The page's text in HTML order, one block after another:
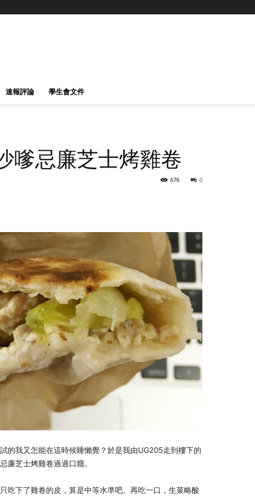
速報評論 學生會文件
嗲忌廉芝士烤雞卷
0
676
的我又怎能在這時候睡懶覺？於是我由UG205走到樓下的
廉芝士烤雞卷過過口癮。
吃下了雞卷的皮，算是中等水準吧。再吃一口，生菜略酸